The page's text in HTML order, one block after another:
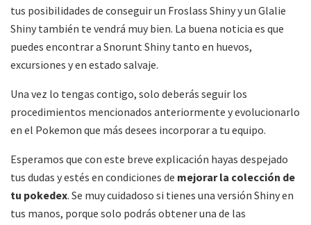
tus posibilidades de conseguir un Froslass Shiny y un Glalie
Shiny también te vendrá muy bien. La buena noticia es que
puedes encontrar a Snorunt Shiny tanto en huevos,
excursiones y en estado salvaje.
Una vez lo tengas contigo, solo deberás seguir los
procedimientos mencionados anteriormente y evolucionarlo
en el Pokemon que más desees incorporar a tu equipo.
Esperamos que con este breve explicación hayas despejado
tus dudas y estés en condiciones de mejorar la colección de
tu pokedex. Se muy cuidadoso si tienes una versión Shiny en
tus manos, porque solo podrás obtener una de las